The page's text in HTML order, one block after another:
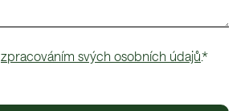
zpracováním svých osobních údajů.*